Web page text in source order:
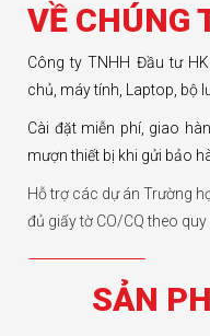
VỀ CHÚNG
Công ty TNHH Đầu tư
chủ, máy tính, Laptop, bộ
Cài đặt miễn phí, giao
mượn thiết bị khi gửi bảo
Hỗ trợ các dự án Trường
đủ giấy tờ CO/CQ theo quy
SẢN